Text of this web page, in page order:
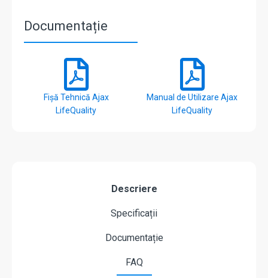
Documentație
Fișă Tehnică Ajax
LifeQuality
Manual de Utilizare Ajax
LifeQuality
Descriere
Specificații
Documentație
FAQ